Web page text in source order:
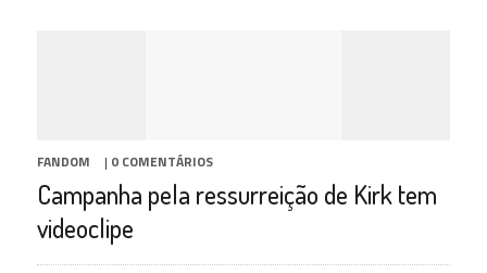
FANDOM | 0 COMENTÁRIOS
Campanha pela ressurreição de Kirk tem
videoclipe